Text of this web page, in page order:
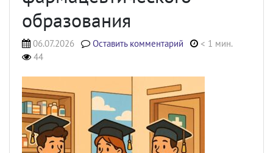
образования
06.07.2026 Оставить комментарий
< 1 мин.
44